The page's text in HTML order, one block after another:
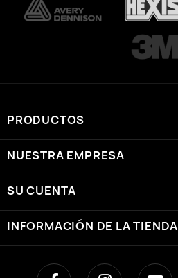
PRODUCTOS
NUESTRA EMPRESA
SU CUENTA
INFORMACIÓN DE LA TIENDA